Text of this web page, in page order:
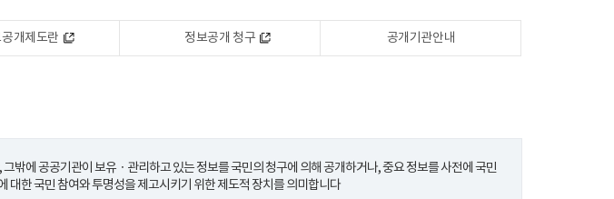
개제도란 정보공개 청구 공개기관안내
밖에 공공기관이 보유ㆍ관리하고 있는 정보를 국민의 청구에 의해 공개하거나, 중요 정보를 사전에 국민
대한 국민 참여와 투명성을 제고시키기 위한 제도적 장치를 의미합니다